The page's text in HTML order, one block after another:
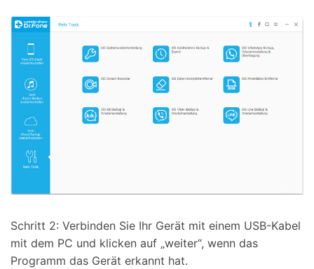
Schritt 2: Verbinden Sie Ihr Gerät mit einem USB-Kabel
mit dem PC und klicken auf „weiter“, wenn das
Programm das Gerät erkannt hat.